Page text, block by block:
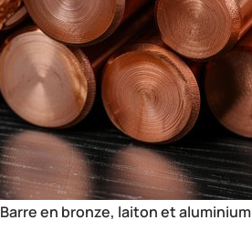
Tube en bronze, laiton et aluminium